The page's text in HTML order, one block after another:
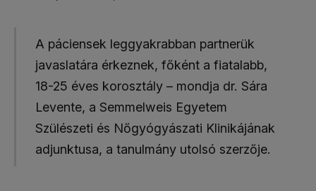
A páciensek leggyakrabban partnerük
javaslatára érkeznek, főként a fiatalabb,
18-25 éves korosztály – mondja dr. Sára
Levente, a Semmelweis Egyetem
Szülészeti és Nőgyógyászati Klinikájának
adjunktusa, a tanulmány utolsó szerzője.